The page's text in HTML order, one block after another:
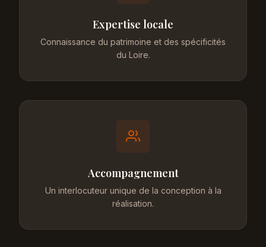
Expertise locale
Connaissance du patrimoine et des spécificités
du Loire.
Accompagnement
Un interlocuteur unique de la conception à la
réalisation.